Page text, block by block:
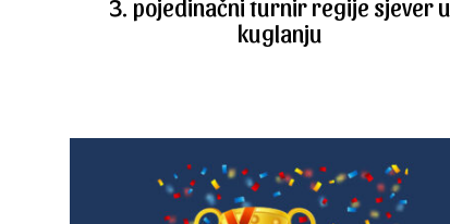
3. pojedinačni turnir regije sjever u
kuglanju